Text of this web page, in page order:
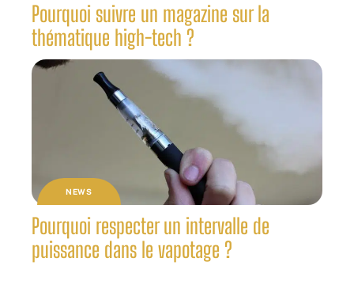
Pourquoi suivre un magazine sur la
thématique high-tech ?
NEWS
Pourquoi respecter un intervalle de
puissance dans le vapotage ?